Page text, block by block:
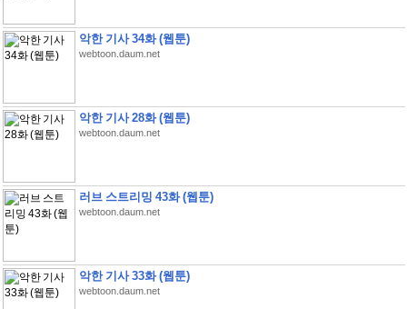
악한 기사 34화 (웹툰)
webtoon.daum.net
악한 기사 28화 (웹툰)
webtoon.daum.net
러브 스트리밍 43화 (웹툰)
webtoon.daum.net
악한 기사 33화 (웹툰)
webtoon.daum.net